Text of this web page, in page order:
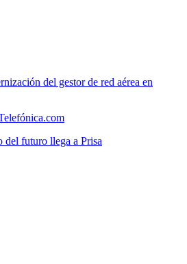
del gestor de red aérea en
del futuro llega a Prisa